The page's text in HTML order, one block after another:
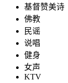
基督赞美诗
佛教
民谣
说唱
健身
女声
KTV